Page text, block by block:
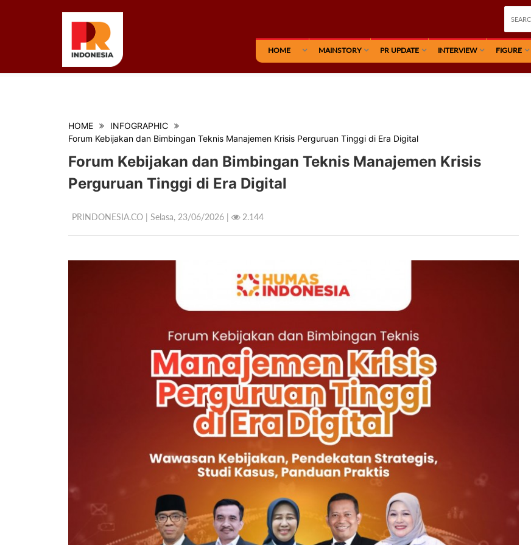
HOME MAINSTORY PR UPDATE INTERVIEW FIGURE
HOME
INFOGRAPHIC
Forum Kebijakan dan Bimbingan Teknis Manajemen Krisis Perguruan Tinggi di Era Digital
Forum Kebijakan dan Bimbingan Teknis Manajemen Krisis
Perguruan Tinggi di Era Digital
PRINDONESIA.CO | Selasa, 23/06/2026 | 2.144